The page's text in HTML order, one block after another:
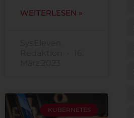
WEITERLESEN »
KUBERNETES